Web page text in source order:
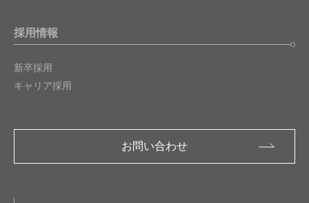
採用情報
新卒採用
キャリア採用
お問い合わせ